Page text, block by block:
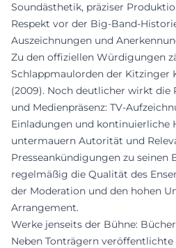
Soundästhetik, präziser
Respekt vor der Big-Band-
Auszeichnungen und
Zu den offiziellen Würdigungen
Schlappmaulorden der Kitzinger
(2009). Noch deutlicher wirkt die
und Medienpräsenz: TV-
Einladungen und kontinuierliche
untermauern Autorität und
Presseankündigungen zu seinen
regelmäßig die Qualität des
der Moderation und den hohen
Arrangement.
Werke jenseits der Bühne:
Neben Tonträgern